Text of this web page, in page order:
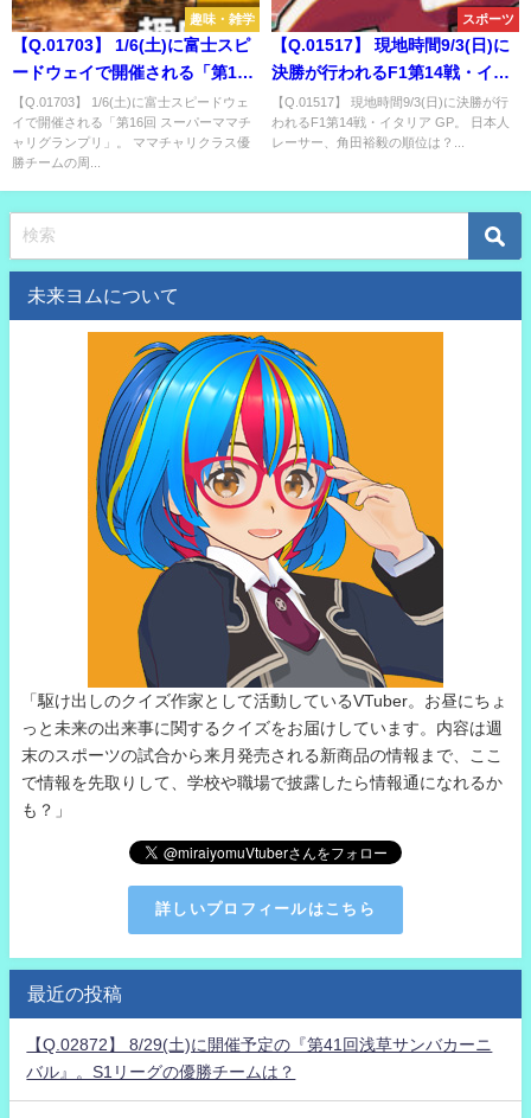
趣味・雑学
【Q.01703】 1/6(土)に富士スピ
ードウェイで開催される「第16
回 スーパーママチャリグランプ
リ」。 ママチャリクラス優勝チ
ームの周回数は？
【Q.01703】 1/6(土)に富士スピードウェ
イで開催される「第16回 スーパーママチ
ャリグランプリ」。 ママチャリクラス優
勝チームの周...
スポーツ
【Q.01517】 現地時間9/3(日)に
決勝が行われるF1第14戦・イタ
リア GP。 日本人レーサー、角
田裕毅の順位は？
【Q.01517】 現地時間9/3(日)に決勝が行
われるF1第14戦・イタリア GP。 日本人
レーサー、角田裕毅の順位は？...
未来ヨムについて
「駆け出しのクイズ作家として活動しているVTuber。お昼にちょ
っと未来の出来事に関するクイズをお届けしています。内容は週
末のスポーツの試合から来月発売される新商品の情報まで、ここ
で情報を先取りして、学校や職場で披露したら情報通になれるか
も？」
詳しいプロフィールはこちら
最近の投稿
【Q.02872】 8/29(土)に開催予定の『第41回浅草サンバカーニ
バル』。S1リーグの優勝チームは？